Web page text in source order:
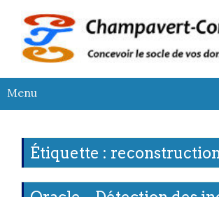
content
Menu
Étiquette :